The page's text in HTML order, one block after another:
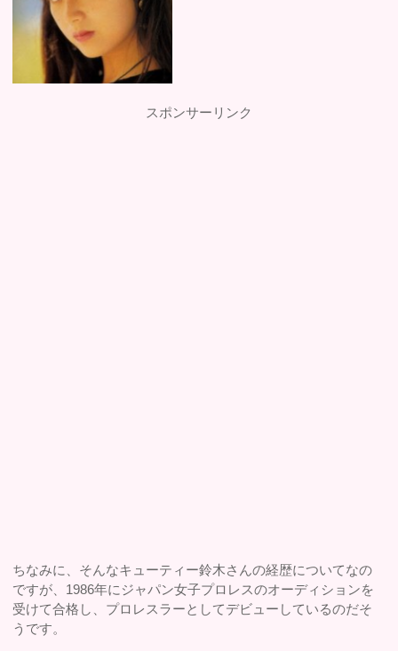
スポンサーリンク
ちなみに、そんなキューティー鈴木さんの経歴についてなの
ですが、1986年にジャパン女子プロレスのオーディションを
受けて合格し、プロレスラーとしてデビューしているのだそ
うです。